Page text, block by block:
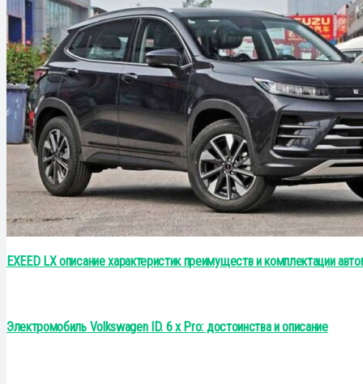
EXEED LX описание характеристик преимуществ и комплектации
Электромобиль Volkswagen ID. 6 x Pro: достоинства и описание